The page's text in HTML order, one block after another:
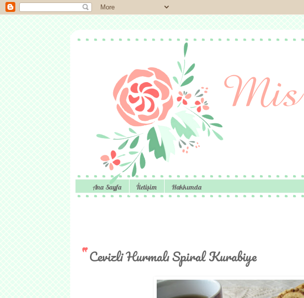
Ana Sayfa İletişim Hakkımda
Cevizli Hurmalı Spiral Kurabiye